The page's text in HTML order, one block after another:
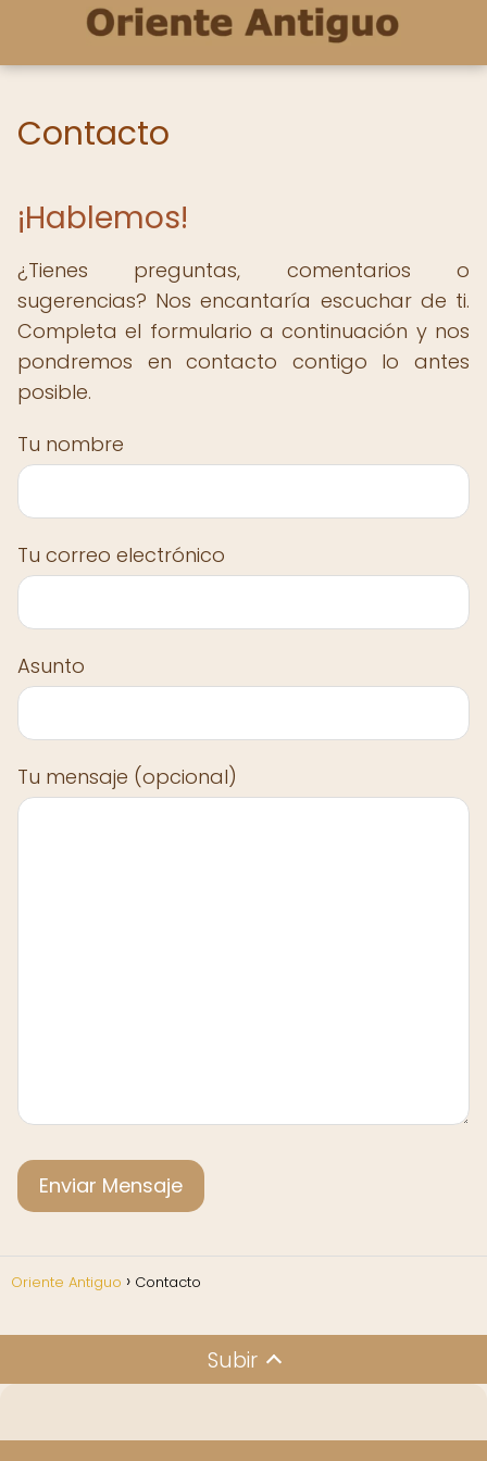
Contacto
¡Hablemos!
¿Tienes preguntas, comentarios o
sugerencias? Nos encantaría escuchar de ti.
Completa el formulario a continuación y nos
pondremos en contacto contigo lo antes
posible.
Tu nombre
Tu correo electrónico
Asunto
Tu mensaje (opcional)
Oriente Antiguo Contacto
Subir